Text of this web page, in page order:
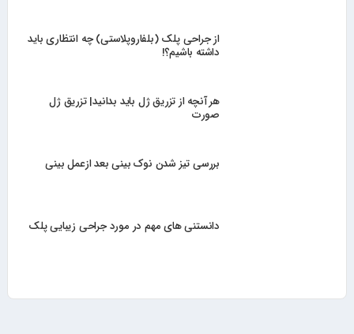
از جراحی پلک (بلفاروپلاستی) چه انتظاری باید
داشته باشیم؟!
هر آنچه از تزریق ژل باید بدانید| تزریق ژل
صورت
بررسی تیز شدن نوک بینی بعد ازعمل بینی
دانستنی های مهم در مورد جراحی زیبایی پلک